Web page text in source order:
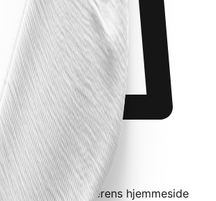
til forhandlerens hjemmeside